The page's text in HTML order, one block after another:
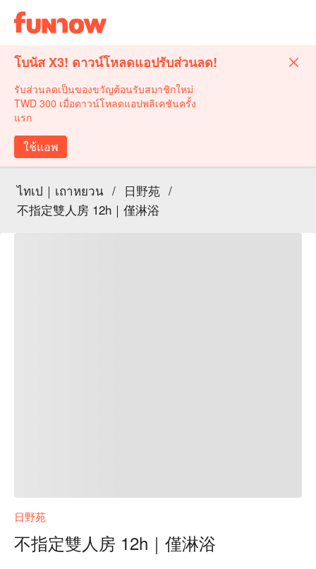
โบนัส X3! ดาวน์โหลดแอปรับส่วนลด!
รับส่วนลดเป็นของขวัญต้อนรับสมาชิกใหม่
TWD 300 เมื่อดาวน์โหลดแอปพลิเคชันครั้ง
แรก
ใช้แอพ
ไทเป｜เถาหยวน / 日野苑 /
不指定雙人房 12h｜僅淋浴
日野苑
不指定雙人房 12h｜僅淋浴